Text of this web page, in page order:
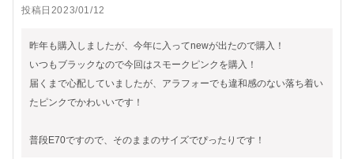
投稿日 2023/01/12
昨年も購入しましたが、今年に入ってnewが出たので購入！
いつもブラックなので今回はスモークピンクを購入！
届くまで心配していましたが、アラフォーでも違和感のない落ち着い
たピンクでかわいいです！
普段E70ですので、そのままのサイズでぴったりです！